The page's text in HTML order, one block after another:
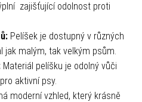
zajišťující odolnost proti
Pelíšek je dostupný v různých
jak malým, tak velkým psům.
Materiál pelíšku je odolný vůči
aktivní psy.
moderní vzhled, který krásně